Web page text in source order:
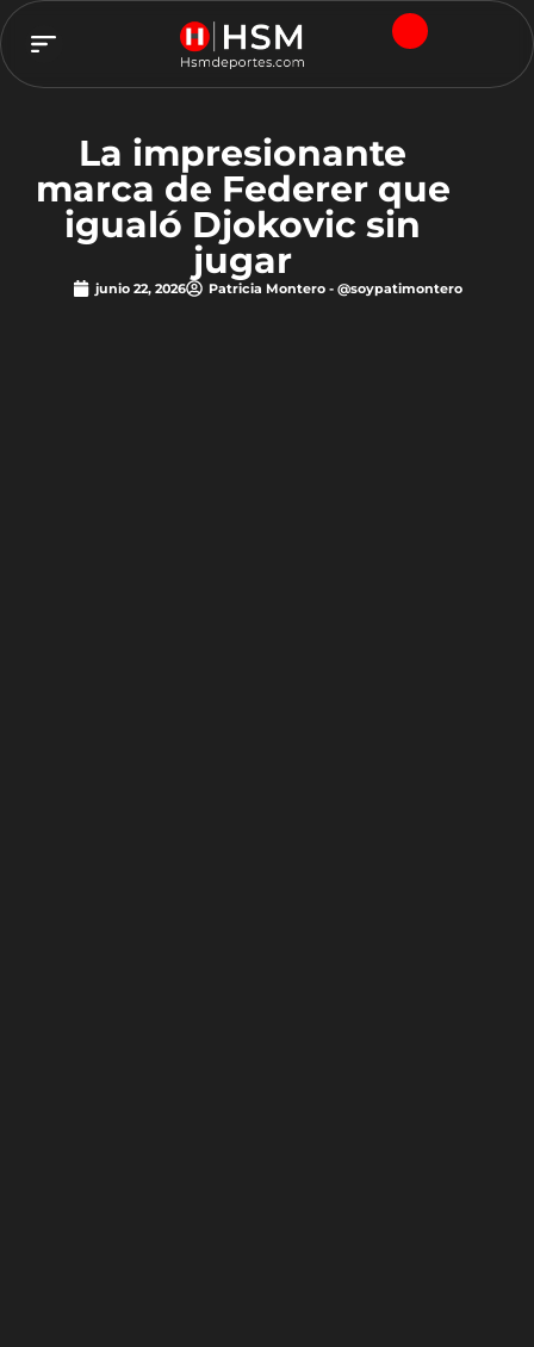
La impresionante
marca de Federer que
igualó Djokovic sin
jugar
junio 22, 2026 Patricia Montero - @soypatimontero